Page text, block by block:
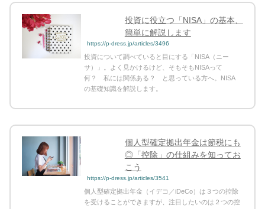
投資に役立つ「NISA」の基本、
簡単に解説します
https://p-dress.jp/articles/3496
投資について調べていると目にする「NISA（ニー
サ）」。よく見かけるけど、そもそもNISAって
何？ 私には関係ある？ と思っている方へ。NISA
の基礎知識を解説します。
個人型確定拠出年金は節税にも
◎「控除」の仕組みを知ってお
こう
https://p-dress.jp/articles/3541
個人型確定拠出年金（イデコ／iDeCo）は３つの控除
を受けることができますが、注目したいのは２つの控